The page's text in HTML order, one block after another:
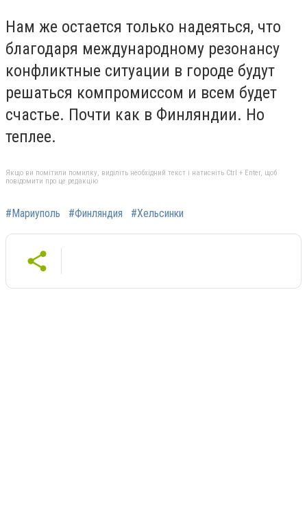
Нам же остается только надеяться, что
благодаря международному резонансу
конфликтные ситуации в городе будут
решаться компромиссом и всем будет
счастье. Почти как в Финляндии. Но
теплее.
Якщо ви помітили помилку, виділіть необхідний текст і натисніть Ctrl + Enter, щоб
повідомити про це редакцію
#Мариуполь #Финляндия #Хельсинки